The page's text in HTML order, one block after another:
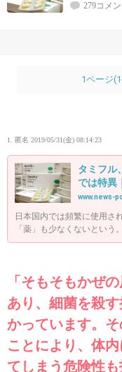
279コメン
1ページ
1. 匿名 2019/05/31(金) 08:14:23
タミフル
では特異
www.news-
日本国内では頻繁に使用さ
「薬」も少なくないという。
「そもそもかぜ
あり、細菌を殺
かっています。
ことにより、体
てしまう危険性も